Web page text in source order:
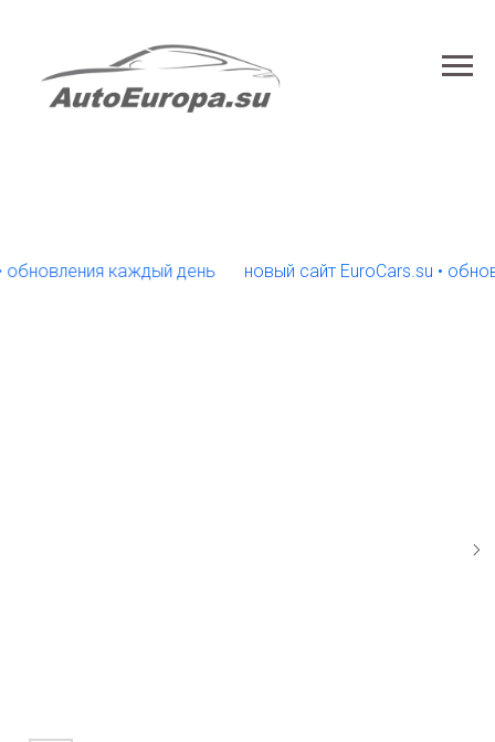
каждый день новый сайт EuroCars.su •